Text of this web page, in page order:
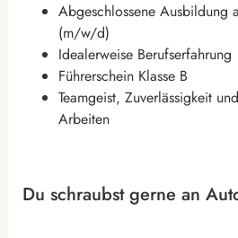
Abgeschlossene Ausbildung
(m/w/d)
Idealerweise Berufserfahrung
Führerschein Klasse B
Teamgeist, Zuverlässigkeit
Arbeiten
Du schraubst gerne an